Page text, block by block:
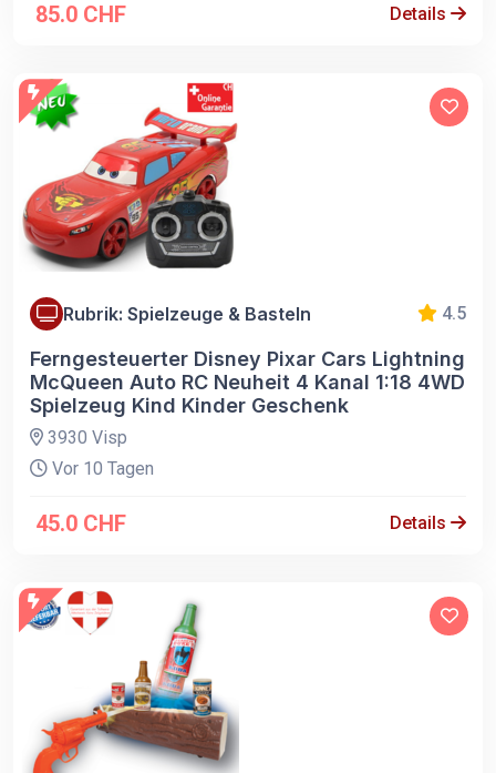
85.0 CHF Details
Rubrik: Spielzeuge & Basteln 4.5
Ferngesteuerter Disney Pixar Cars Lightning
McQueen Auto RC Neuheit 4 Kanal 1:18 4WD
Spielzeug Kind Kinder Geschenk
3930 Visp
Vor 10 Tagen
45.0 CHF Details